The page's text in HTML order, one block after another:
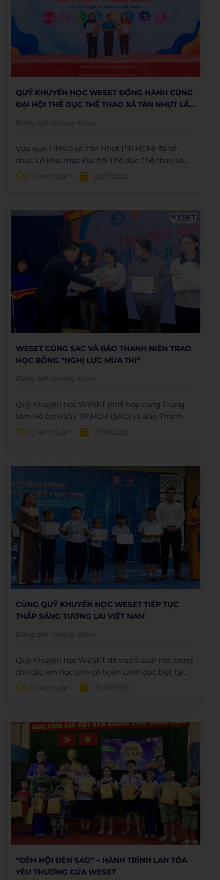
tài trợ, góp phần nâng cao kỹ năng ngoại ngữ
cho cán bộ Đoàn tại doanh nghiệp ngoài khu vực
Nhà nước và thủ lĩnh thanh niên công nhân.
QUỸ KHUYẾN HỌC WESET ĐỒNG HÀNH CÙNG
ĐẠI HỘI THỂ DỤC THỂ THAO XÃ TÂN NHỰT LẦN
Đăng bởi: Hoàng Khoa
Vừa qua, UBND xã Tân Nhựt (TP.HCM) đã tổ
chức Lễ khai mạc Đại hội Thể dục Thể thao xã
Tân Nhựt lần thứ I – năm 2025 tại khu vực trước
trụ sở xã, với sự đồng tài trợ của Agribank Chi
0 Bình luận 25/11/2025
WESET CÙNG SAC VÀ BÁO THANH NIÊN TRAO
HỌC BỔNG “NGHỊ LỰC MÙA THI”
Đăng bởi: Hoàng Khoa
Quỹ Khuyến học WESET phối hợp cùng Trung
tâm Hỗ trợ HSSV TP.HCM (SAC) và Báo Thanh
Niên trao học bổng “Nghị lực mùa thi” nhằm tiếp
sức cho các sinh viên có hoàn cảnh khó khăn
0 Bình luận 21/10/2025
CÙNG QUỸ KHUYẾN HỌC WESET TIẾP TỤC
THẮP SÁNG TƯƠNG LAI VIỆT NAM
Đăng bởi: Hoàng Khoa
Quỹ Khuyến học WESET đã trao 5 suất học bổng
cho các em học sinh có hoàn cảnh đặc biệt tại
Trường Tiểu học Lê Văn Thọ. Hoạt động thuộc
chương trình “Vì tương lai Việt Nam” do WESET
0 Bình luận 20/10/2025
“ĐÊM HỘI ĐÈN SAO” – HÀNH TRÌNH LAN TỎA
YÊU THƯƠNG CỦA WESET